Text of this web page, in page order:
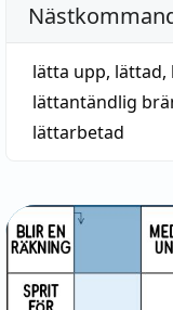
lätta upp, lättad,
lättantändlig
lättarbetad